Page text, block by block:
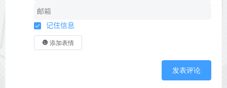
记住信息
添加表情
发表评论